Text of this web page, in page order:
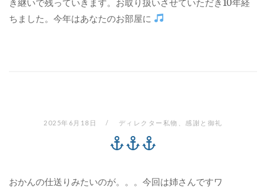
き継いで残っていきます。お取り扱いさせていただき10年経
ちました。今年はあなたのお部屋に
2025年6月18日 ディレクター私物 、感謝と御礼
おかんの仕送りみたいのが。。。今回は姉さんですワ